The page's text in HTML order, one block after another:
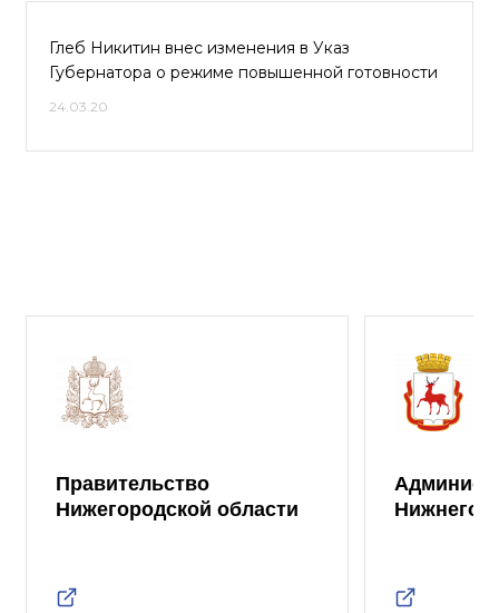
Глеб Никитин внес изменения в Указ
Губернатора о режиме повышенной готовности
24.03.20
Правительство
Нижегородской области
Нижнего